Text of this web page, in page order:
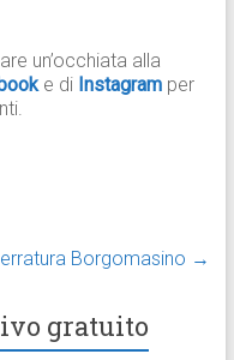
un’occhiata alla
e di Instagram per
Borgomasino →
gratuito